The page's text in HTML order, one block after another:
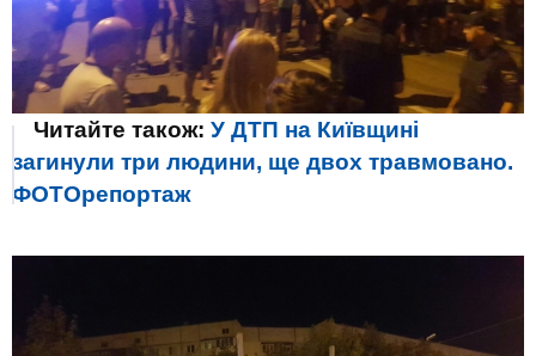
Читайте також: У ДТП на Київщині
загинули три людини, ще двох травмовано.
ФОТОрепортаж